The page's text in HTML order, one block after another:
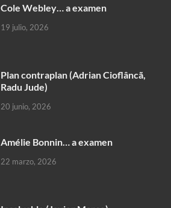
Cole Webley… a examen
19 julio, 2026
Plan contraplan (Adrian Cioflâncã,
Radu Jude)
20 junio, 2026
Amélie Bonnin… a examen
22 marzo, 2026